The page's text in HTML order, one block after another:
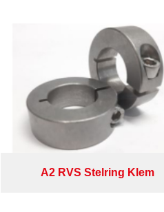
A2 RVS Stelring Klem